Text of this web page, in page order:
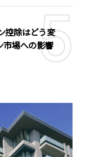
控除はどう変
市場への影響